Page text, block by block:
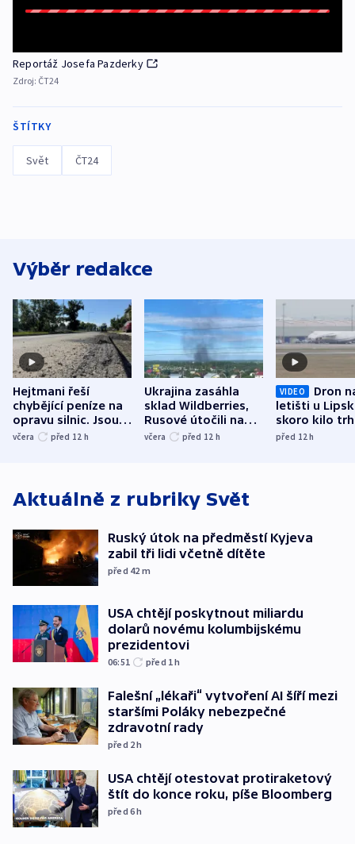
Reportáž Josefa Pazderky
Zdroj: ČT24
ŠTÍTKY
Svět ČT24
Výběr redakce
Hejtmani řeší
chybějící peníze na
opravu silnic. Jsou
nenárokové, namítá
včera před 12 h
Ukrajina zasáhla
sklad Wildberries,
Rusové útočili na
trh, hasiče či
včera před 12 h
VIDEO
Dron
letišti u
skoro kilo
indicie
před 12h
Aktuálně z rubriky Svět
Ruský útok na předměstí Kyjeva
zabil tři lidi včetně dítěte
před 42 m
USA chtějí poskytnout miliardu
dolarů novému kolumbijskému
prezidentovi
06:51 před 1h
Falešní „lékaři“ vytvoření AI šíří mezi
staršími Poláky nebezpečné
zdravotní rady
před 2h
USA chtějí otestovat protiraketový
štít do konce roku, píše Bloomberg
před 6h